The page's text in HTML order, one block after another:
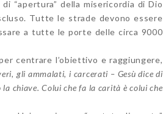
“apertura” della misericordia di Dio
Tutte le strade devono essere
a tutte le porte delle circa 9000
centrare l’obiettivo e raggiungere,
gli ammalati, i carcerati – Gesù dice di
chiave. Colui che fa la carità è colui che